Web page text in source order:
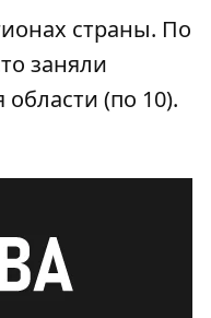
страны. По
заняли
(по 10).